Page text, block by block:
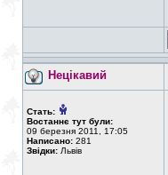
Нецікавий
Стать:
Востаннє тут були:
09 березня 2011, 17:05
Написано: 281
Звідки: Львів